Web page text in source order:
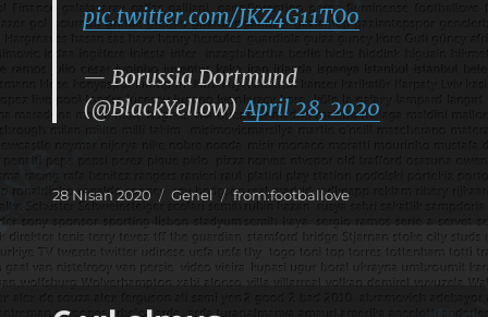
pic.twitter.com/JKZ4G11TO0
— Borussia Dortmund
(@BlackYellow) April 28, 2020
Yayın
28 Nisan 2020 Kategoriler
Genel Etiketler
from:footballove